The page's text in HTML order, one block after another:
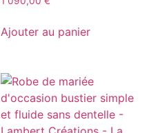
Ajouter au panier